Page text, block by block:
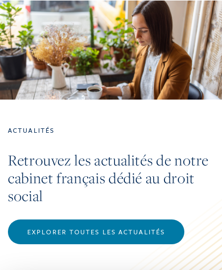
ACTUALITÉS
Retrouvez les actualités de notre
cabinet français dédié au droit
social
EXPLORER TOUTES LES ACTUALITÉS